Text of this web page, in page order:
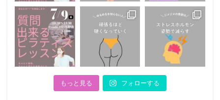
もっと見る フォローする